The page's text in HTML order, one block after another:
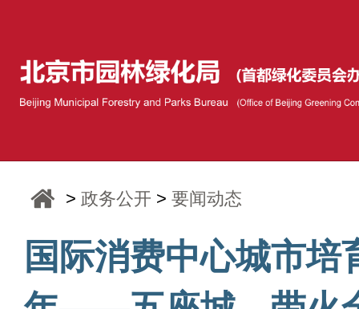
>政务公开 >要闻动态
国际消费中心城市培